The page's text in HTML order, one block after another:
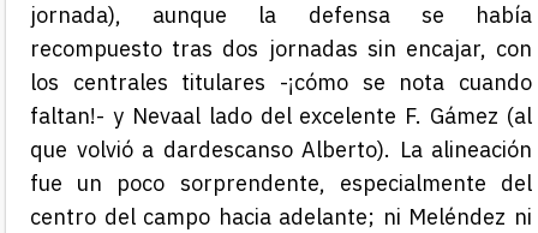
jornada), aunque la defensa se había
recompuesto tras dos jornadas sin encajar, con
los centrales titulares -¡cómo se nota cuando
faltan!- y Nevaal lado del excelente F. Gámez (al
que volvió a dardescanso Alberto). La alineación
fue un poco sorprendente, especialmente del
centro del campo hacia adelante; ni Meléndez ni